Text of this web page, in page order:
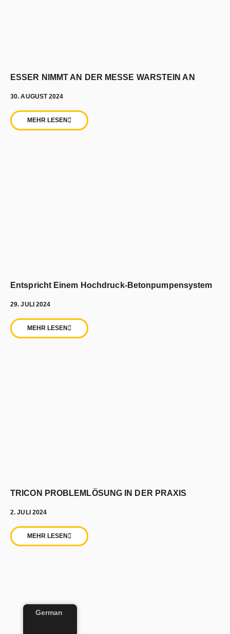
ESSER NIMMT AN DER MESSE WARSTEIN AN
30. AUGUST 2024
MEHR LESEN
Entspricht Einem Hochdruck-Betonpumpensystem
29. JULI 2024
MEHR LESEN
TRICON PROBLEMLÖSUNG IN DER PRAXIS
2. JULI 2024
MEHR LESEN
German